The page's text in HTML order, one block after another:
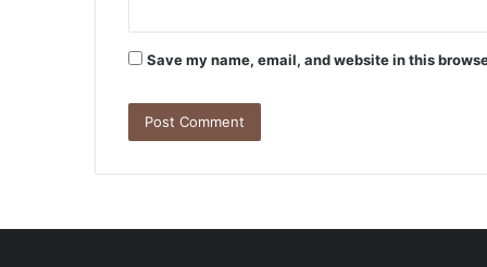
Save my name, email, and website in this